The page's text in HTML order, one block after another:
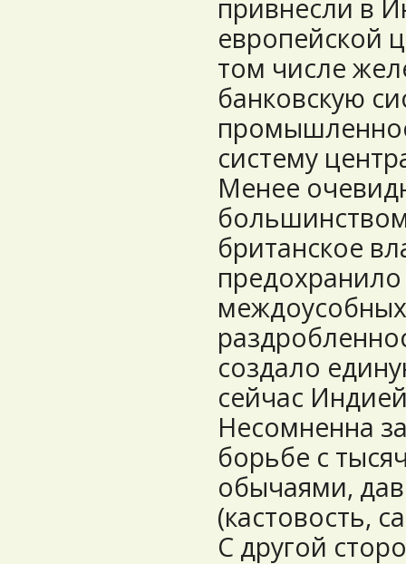
привнесли в
европейской
том числе
банковскую
систему
Менее
британское
создало
сейчас
Несомненна
борьбе с
обычаями,
(кастовость,
С другой